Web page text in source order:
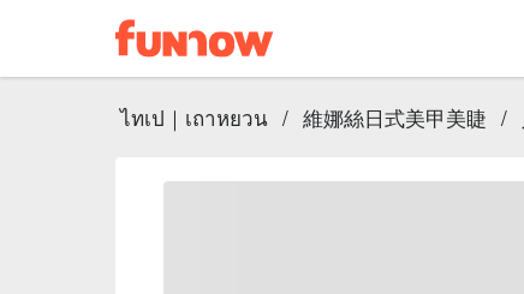
ไทเป｜เถาหยวน / 維娜絲日式美甲美睫 /